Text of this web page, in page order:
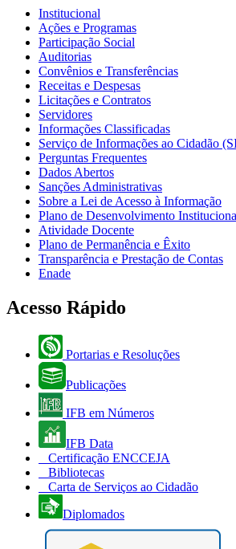
Institucional
Ações e Programas
Participação Social
Auditorias
Convênios e Transferências
Receitas e Despesas
Licitações e Contratos
Servidores
Informações Classificadas
Serviço de Informações ao Cidadão
Perguntas Frequentes
Dados Abertos
Sanções Administrativas
Sobre a Lei de Acesso à Informação
Plano de Desenvolvimento
Atividade Docente
Plano de Permanência e Êxito
Transparência e Prestação de Contas
Enade
Acesso Rápido
Portarias e Resoluções
Publicações
IFB em Números
IFB Data
Certificação ENCCEJA
Bibliotecas
Carta de Serviços ao Cidadão
Diplomados